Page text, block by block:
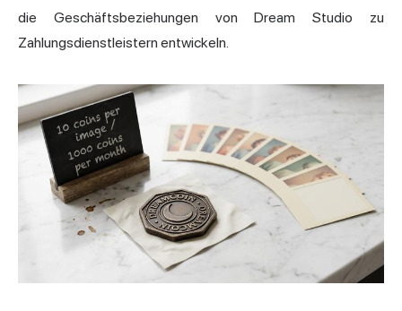
die Geschäftsbeziehungen von Dream Studio zu
Zahlungsdienstleistern entwickeln.